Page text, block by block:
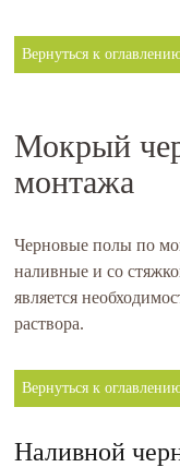
Вернуться к
Мокрый
монтажа
Черновые полы по
наливные и со
является
раствора.
Вернуться к
Наливной